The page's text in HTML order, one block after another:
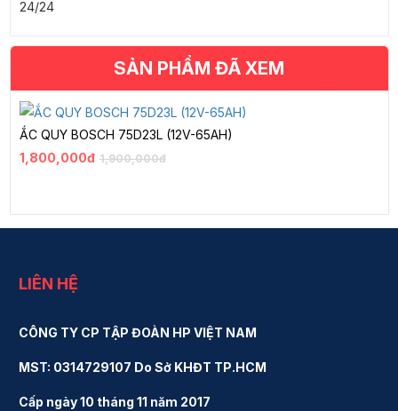
SẢN PHẨM ĐÃ XEM
ẮC QUY BOSCH 75D23L (12V-65AH)
1,800,000đ 1,900,000đ
LIÊN HỆ
CÔNG TY CP TẬP ĐOÀN HP VIỆT NAM
MST: 0314729107 Do Sở KHĐT TP.HCM
Cấp ngày 10 tháng 11 năm 2017